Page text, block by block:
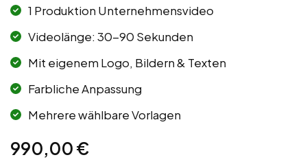
1 Produktion Unternehmensvideo
Videolänge: 30-90 Sekunden
Mit eigenem Logo, Bildern & Texten
Farbliche Anpassung
Mehrere wählbare Vorlagen
990,00€